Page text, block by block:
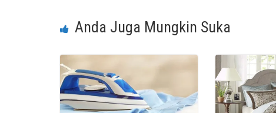
Anda Juga Mungkin Suka